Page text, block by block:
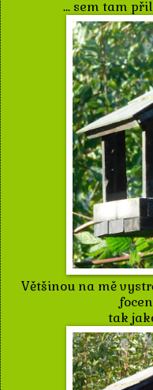
... sem tam
Většinou na mě
tak